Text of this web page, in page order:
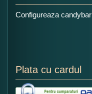
Configureaza candybar
Plata cu cardul